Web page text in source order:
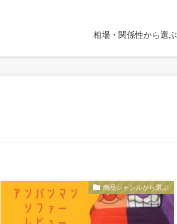
相場・関係性から選ぶ
商品ジャンルから選ぶ